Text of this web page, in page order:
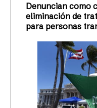
Denuncian como
eliminación de
para personas